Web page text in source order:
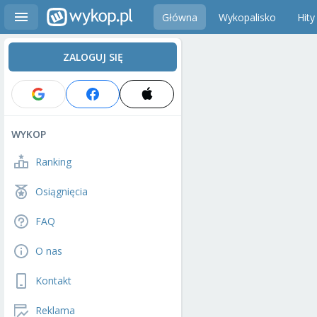
Główna Wykopalisko Hity
ZALOGUJ SIĘ
WYKOP
Ranking
Osiągnięcia
FAQ
O nas
Kontakt
Reklama